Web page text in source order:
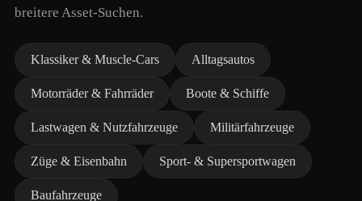
breitere Asset-Suchen.
Klassiker & Muscle-Cars Alltagsautos
Motorräder & Fahrräder Boote & Schiffe
Lastwagen & Nutzfahrzeuge Militärfahrzeuge
Züge & Eisenbahn Sport- & Supersportwagen
Baufahrzeuge